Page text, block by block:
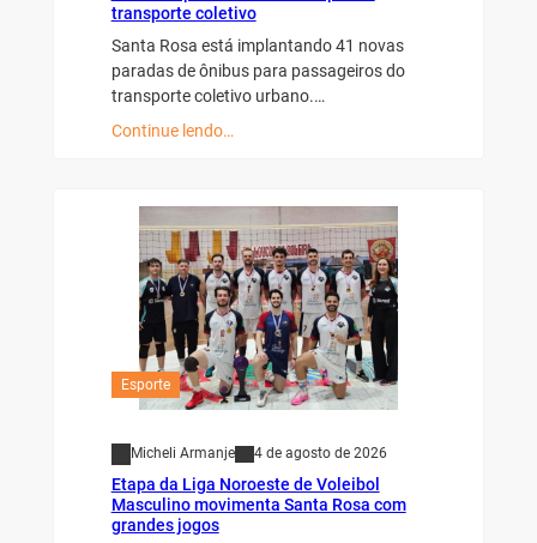
transporte coletivo
Santa Rosa está implantando 41 novas
paradas de ônibus para passageiros do
transporte coletivo urbano.…
Continue lendo…
Esporte
Micheli Armanje 4 de agosto de 2026
Etapa da Liga Noroeste de Voleibol
Masculino movimenta Santa Rosa com
grandes jogos